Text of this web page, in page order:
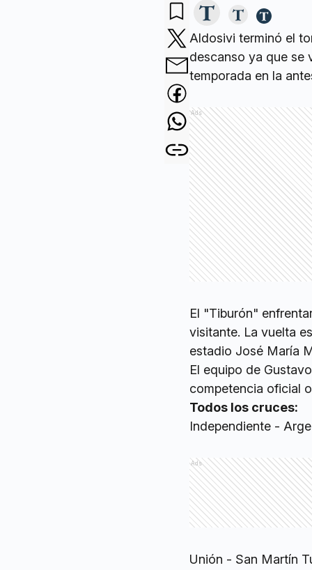
Aldosivi terminó el
descanso ya que se
temporada en la
Ads
El "Tiburón"
visitante. La vuelta
estadio José María
El equipo de
competencia oficial
Todos los cruces:
Independiente -
Ads
Unión - San Martín